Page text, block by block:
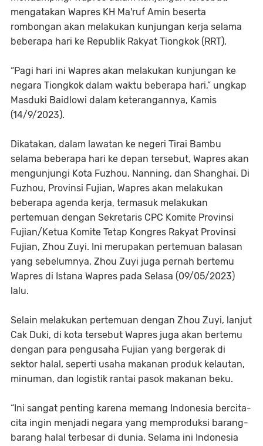
mengatakan Wapres KH Ma'ruf Amin beserta
rombongan akan melakukan kunjungan kerja selama
beberapa hari ke Republik Rakyat Tiongkok (RRT).
“Pagi hari ini Wapres akan melakukan kunjungan ke
negara Tiongkok dalam waktu beberapa hari,” ungkap
Masduki Baidlowi dalam keterangannya, Kamis
(14/9/2023).
Dikatakan, dalam lawatan ke negeri Tirai Bambu
selama beberapa hari ke depan tersebut, Wapres akan
mengunjungi Kota Fuzhou, Nanning, dan Shanghai. Di
Fuzhou, Provinsi Fujian, Wapres akan melakukan
beberapa agenda kerja, termasuk melakukan
pertemuan dengan Sekretaris CPC Komite Provinsi
Fujian/Ketua Komite Tetap Kongres Rakyat Provinsi
Fujian, Zhou Zuyi. Ini merupakan pertemuan balasan
yang sebelumnya, Zhou Zuyi juga pernah bertemu
Wapres di Istana Wapres pada Selasa (09/05/2023)
lalu.
Selain melakukan pertemuan dengan Zhou Zuyi, lanjut
Cak Duki, di kota tersebut Wapres juga akan bertemu
dengan para pengusaha Fujian yang bergerak di
sektor halal, seperti usaha makanan produk kelautan,
minuman, dan logistik rantai pasok makanan beku.
“Ini sangat penting karena memang Indonesia bercita-
cita ingin menjadi negara yang memproduksi barang-
barang halal terbesar di dunia. Selama ini Indonesia